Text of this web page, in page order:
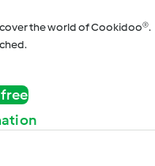
the world of Cookidoo®.